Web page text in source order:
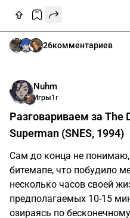
26комментариев